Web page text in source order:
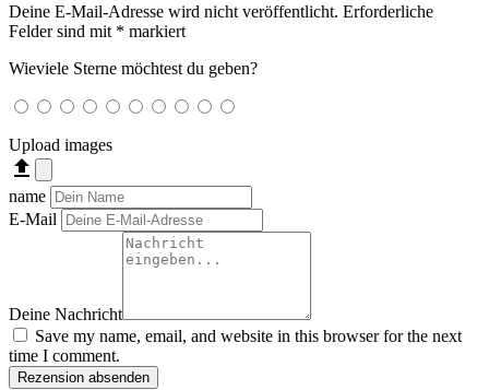
Deine E-Mail-Adresse wird nicht veröffentlicht. Erforderliche
Felder sind mit * markiert
Wieviele Sterne möchtest du geben?
Upload images
file_upload
name
E-Mail
Deine Nachricht
Save my name, email, and website in this browser for the next
time I comment.
Rezension absenden